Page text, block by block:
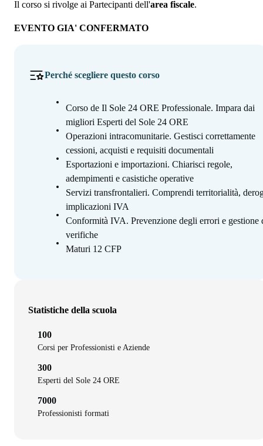
Il corso si rivolge ai Partecipanti dell'area fiscale.
EVENTO GIA' CONFERMATO
Perché scegliere questo corso
Corso de Il Sole 24 ORE Professionale. Impara dai
migliori Esperti del Sole 24 ORE
Operazioni intracomunitarie. Gestisci correttamente
cessioni, acquisti e requisiti documentali
Esportazioni e importazioni. Chiarisci regole,
adempimenti e casistiche operative
Servizi transfrontalieri. Comprendi territorialità,
implicazioni IVA
Conformità IVA. Prevenzione degli errori e gestione
verifiche
Maturi 12 CFP
Statistiche della scuola
100
Corsi per Professionisti e Aziende
300
Esperti del Sole 24 ORE
7000
Professionisti formati